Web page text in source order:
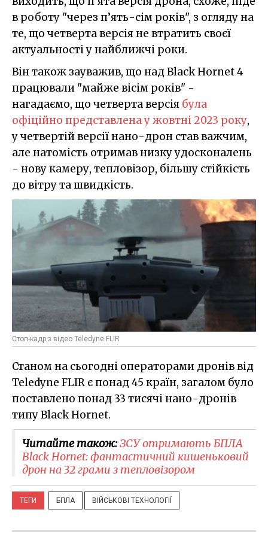
в роботу "через п’ять-сім років", з огляду на
те, що четверта версія не втратить своєї
актуальності у найближчі роки.
Він також зауважив, що над Black Hornet 4
працювали "майже вісім років" -
нагадаємо, що четверта версія була
офіційно представлена у жовтні 2023 року,
у четвертій версії нано-дрон став важчим,
але натомість отримав низку удосконалень
- нову камеру, тепловізор, більшу стійкість
до вітру та швидкість.
Стоп-кадр з відео Teledyne FLIR
Станом на сьогодні операторами дронів від
Teledyne FLIR є понад 45 країн, загалом було
поставлено понад 33 тисячі нано-дронів
типу Black Hornet.
Читайте також:ЗСУ отримають БПЛА
Black Hornet: фантастичний кишеньковий
дрон на 32 грами з тепловізором
ТЕГИ БПЛА ВІЙСЬКОВІ ТЕХНОЛОГІЇ